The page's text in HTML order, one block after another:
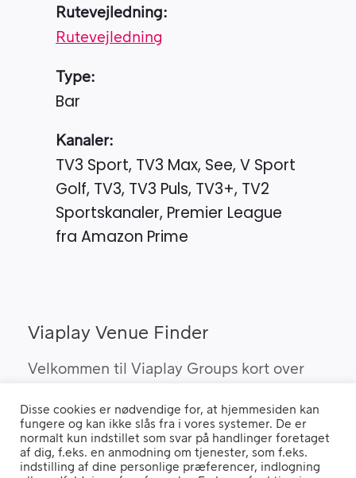
Rutevejledning:
Rutevejledning
Type:
Bar
Kanaler:
TV3 Sport, TV3 Max, See, V Sport
Golf, TV3, TV3 Puls, TV3+, TV2
Sportskanaler, Premier League
fra Amazon Prime
Viaplay Venue Finder
Velkommen til Viaplay Groups kort over
finde barer, pubber og hoteller, som kan
vise Viaplay’s sportsrettigheder i Danmark.
Disse cookies er nødvendige for, at hjemmesiden kan
fungere og kan ikke slås fra i vores systemer. De er
normalt kun indstillet som svar på handlinger foretaget
af dig, f.eks. en anmodning om tjenester, som f.eks.
indstilling af dine personlige præferencer, indlogning